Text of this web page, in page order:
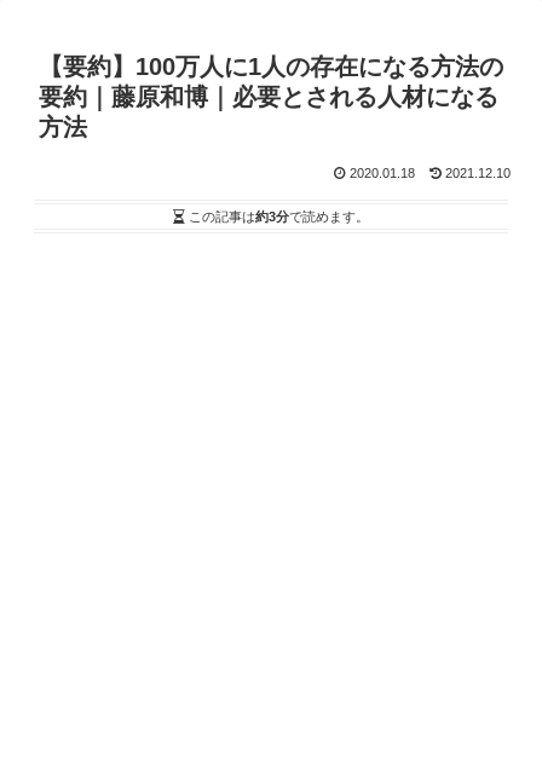
【要約】100万人に1人の存在になる方法の
要約｜藤原和博｜必要とされる人材になる
方法
2020.01.18 2021.12.10
この記事は約3分で読めます。